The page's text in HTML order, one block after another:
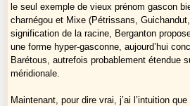
le seul exemple de vieux prénom gascon
charnégou et Mixe (Pétrissans,
signification de la racine, Berganton
une forme hyper-gasconne, aujourd’hui
Barétous, autrefois probablement étendue
méridionale.
Maintenant, pour dire vrai, j’ai l’intuition